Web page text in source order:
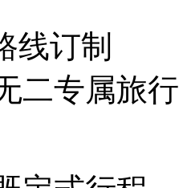
线订制
二专属旅行